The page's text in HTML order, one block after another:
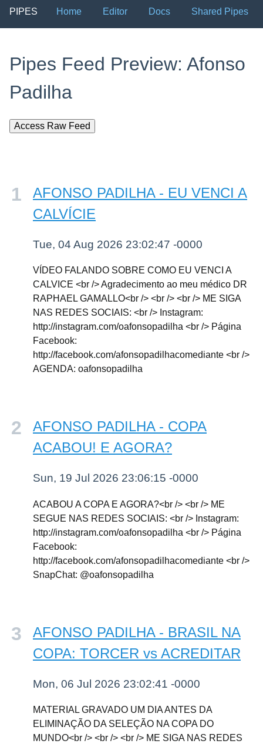
PIPES Home Editor Docs Shared Pipes
Pipes Feed Preview: Afonso
Padilha
Access Raw Feed
AFONSO PADILHA - EU VENCI A
CALVÍCIE
Tue, 04 Aug 2026 23:02:47 -0000
VÍDEO FALANDO SOBRE COMO EU VENCI A
CALVICE <br /> Agradecimento ao meu médico DR
RAPHAEL GAMALLO<br /> <br /> <br /> ME SIGA
NAS REDES SOCIAIS: <br /> Instagram:
http://instagram.com/oafonsopadilha <br /> Página
Facebook:
http://facebook.com/afonsopadilhacomediante <br />
AGENDA: oafonsopadilha
AFONSO PADILHA - COPA
ACABOU! E AGORA?
Sun, 19 Jul 2026 23:06:15 -0000
ACABOU A COPA E AGORA?<br /> <br /> ME
SEGUE NAS REDES SOCIAIS: <br /> Instagram:
http://instagram.com/oafonsopadilha <br /> Página
Facebook:
http://facebook.com/afonsopadilhacomediante <br />
SnapChat: @oafonsopadilha
AFONSO PADILHA - BRASIL NA
COPA: TORCER vs ACREDITAR
Mon, 06 Jul 2026 23:02:41 -0000
MATERIAL GRAVADO UM DIA ANTES DA
ELIMINAÇÃO DA SELEÇÃO NA COPA DO
MUNDO<br /> <br /> <br /> ME SIGA NAS REDES